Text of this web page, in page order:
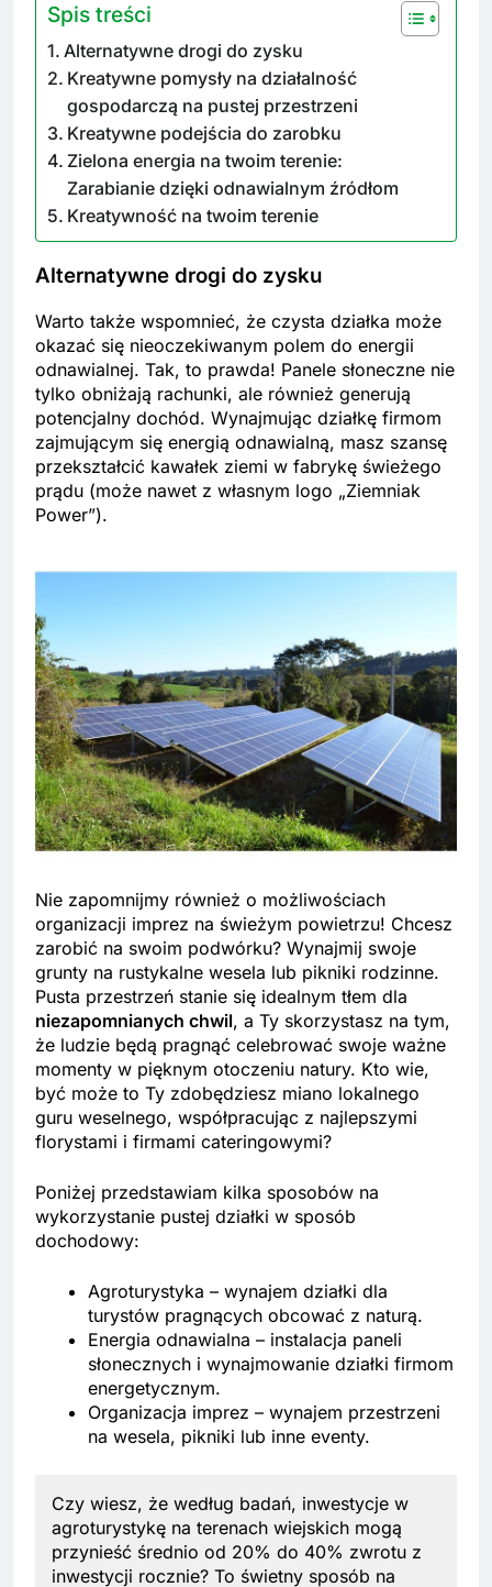
Spis treści
Alternatywne drogi do zysku
Kreatywne pomysły na działalność
gospodarczą na pustej przestrzeni
Kreatywne podejścia do zarobku
Zielona energia na twoim terenie:
Zarabianie dzięki odnawialnym źródłom
Kreatywność na twoim terenie
Alternatywne drogi do zysku
Warto także wspomnieć, że czysta działka może
okazać się nieoczekiwanym polem do energii
odnawialnej. Tak, to prawda! Panele słoneczne nie
tylko obniżają rachunki, ale również generują
potencjalny dochód. Wynajmując działkę firmom
zajmującym się energią odnawialną, masz szansę
przekształcić kawałek ziemi w fabrykę świeżego
prądu (może nawet z własnym logo „Ziemniak
Power”).
Nie zapomnijmy również o możliwościach
organizacji imprez na świeżym powietrzu! Chcesz
zarobić na swoim podwórku? Wynajmij swoje
grunty na rustykalne wesela lub pikniki rodzinne.
Pusta przestrzeń stanie się idealnym tłem dla
niezapomnianych chwil, a Ty skorzystasz na tym,
że ludzie będą pragnąć celebrować swoje ważne
momenty w pięknym otoczeniu natury. Kto wie,
być może to Ty zdobędziesz miano lokalnego
guru weselnego, współpracując z najlepszymi
florystami i firmami cateringowymi?
Poniżej przedstawiam kilka sposobów na
wykorzystanie pustej działki w sposób
dochodowy:
Agroturystyka – wynajem działki dla
turystów pragnących obcować z naturą.
Energia odnawialna – instalacja paneli
słonecznych i wynajmowanie działki firmom
energetycznym.
Organizacja imprez – wynajem przestrzeni
na wesela, pikniki lub inne eventy.
Czy wiesz, że według badań, inwestycje w
agroturystykę na terenach wiejskich mogą
przynieść średnio od 20% do 40% zwrotu z
inwestycji rocznie? To świetny sposób na